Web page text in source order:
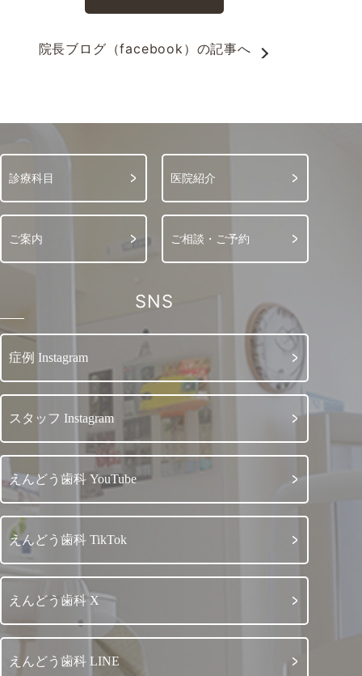
院長ブログ（facebook） の記事へ
診療科目 医院紹介
ご案内 ご相談・ご予約
SNS
症例 Instagram
スタッフ Instagram
えんどう歯科 YouTube
えんどう歯科 TikTok
えんどう歯科 X
えんどう歯科 LINE